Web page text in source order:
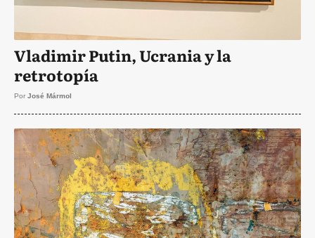
Vladimir Putin, Ucrania y la
retrotopía
Por José Mármol